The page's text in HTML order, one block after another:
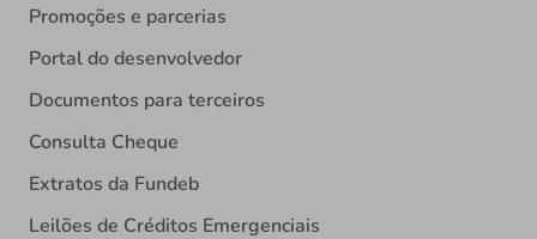
Promoções e parcerias
Portal do desenvolvedor
Documentos para terceiros
Consulta Cheque
Extratos da Fundeb
Leilões de Créditos Emergenciais